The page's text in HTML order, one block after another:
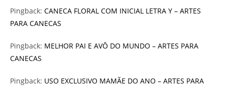
Pingback: CANECA FLORAL COM INICIAL LETRA Y – ARTES
PARA CANECAS
Pingback: MELHOR PAI E AVÔ DO MUNDO – ARTES PARA
CANECAS
Pingback: USO EXCLUSIVO MAMÃE DO ANO – ARTES PARA